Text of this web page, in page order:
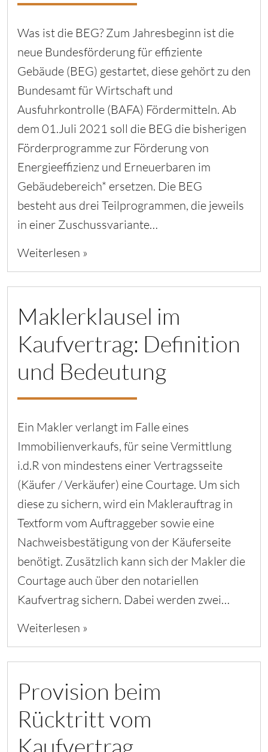
Was ist die BEG? Zum Jahresbeginn ist die
neue Bundesförderung für effiziente
Gebäude (BEG) gestartet, diese gehört zu den
Bundesamt für Wirtschaft und
Ausfuhrkontrolle (BAFA) Fördermitteln. Ab
dem 01.Juli 2021 soll die BEG die bisherigen
Förderprogramme zur Förderung von
Energieeffizienz und Erneuerbaren im
Gebäudebereich* ersetzen. Die BEG
besteht aus drei Teilprogrammen, die jeweils
in einer Zuschussvariante…
Weiterlesen »
Maklerklausel im
Kaufvertrag: Definition
und Bedeutung
Ein Makler verlangt im Falle eines
Immobilienverkaufs, für seine Vermittlung
i.d.R von mindestens einer Vertragsseite
(Käufer / Verkäufer) eine Courtage. Um sich
diese zu sichern, wird ein Maklerauftrag in
Textform vom Auftraggeber sowie eine
Nachweisbestätigung von der Käuferseite
benötigt. Zusätzlich kann sich der Makler die
Courtage auch über den notariellen
Kaufvertrag sichern. Dabei werden zwei…
Weiterlesen »
Provision beim
Rücktritt vom
Kaufvertrag